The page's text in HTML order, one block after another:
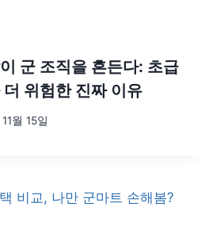
군 조직을 흔든다: 초급
위험한 진짜 이유
월 15일